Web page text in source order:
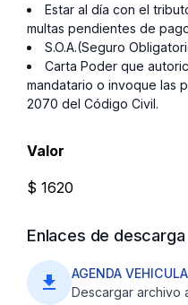
Estar al día con el
multas pendientes de
S.O.A.(Seguro
Carta Poder que
mandatario o invoque las
2070 del Código Civil.
Valor
$ 1620
Enlaces de descarga
file_download
AGENDA
Descargar archivo